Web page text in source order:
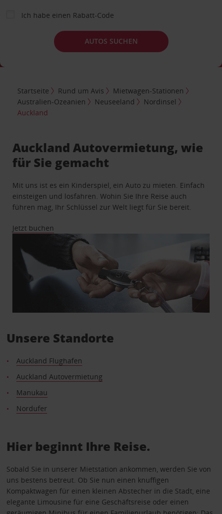
Ich habe einen Rabatt-Code
AUTOS SUCHEN
Startseite Rund um Avis
Mietwagen-Stationen
Australien-Ozeanien
Neuseeland
Nordinsel
Auckland
Auckland Autovermietung, wie
für Sie gemacht
Mit uns ist es ein Kinderspiel, ein Auto zu mieten. Einfach
einsteigen und losfahren. Wohin Sie Ihre Reise auch
führen mag, Ihr Schlüssel zur Welt liegt für Sie bereit.
Jetzt buchen
Unsere Standorte
Auckland Flughafen
Auckland Autovermietung
Manukau
Nordufer
Hier beginnt Ihre Reise.
Sobald Sie in unserer Mietstation ankommen, werden Sie von
uns bestens betreut. Ob Sie nun einen knuffigen
Kompaktwagen für einen kleinen Abstecher in die Stadt, eine
elegante Limousine für eine Geschäftsreise oder einen